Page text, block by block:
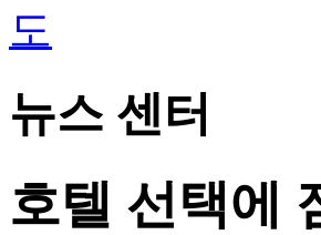
뉴스 센터
호텔 선택에